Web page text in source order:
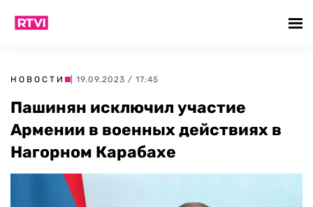
НОВОСТИ | 19.09.2023 / 17:45
Пашинян исключил участие
Армении в военных действиях в
Нагорном Карабахе